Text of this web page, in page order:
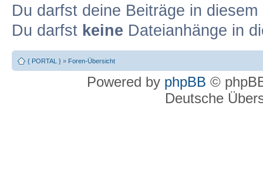
Du darfst deine Beiträge in
Du darfst keine Dateianhänge in
{ PORTAL } » Foren-Übersicht
Powered by phpBB ©
Deutsche